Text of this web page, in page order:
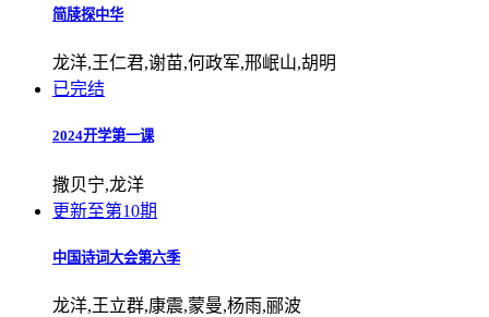
简牍探中华
龙洋,王仁君,谢苗,何政军,邢岷山,胡明
已完结
2024开学第一课
撒贝宁,龙洋
更新至第10期
中国诗词大会第六季
龙洋,王立群,康震,蒙曼,杨雨,郦波